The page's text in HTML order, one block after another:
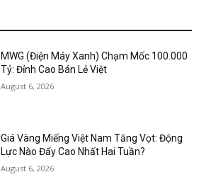
MWG (Điện Máy Xanh) Chạm Mốc 100.000
Tỷ: Đỉnh Cao Bán Lẻ Việt
August 6, 2026
Giá Vàng Miếng Việt Nam Tăng Vọt: Động
Lực Nào Đẩy Cao Nhất Hai Tuần?
August 6, 2026